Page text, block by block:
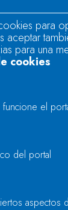
Oficial del
de 2018
de 10
de la
española
con lo
para
aceptar
para una
cookies
el
del portal
aspectos